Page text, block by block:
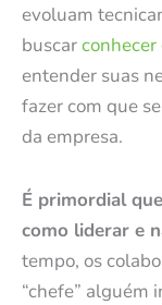
evoluam
buscar
entender suas
fazer com que
da empresa.
É primordial
como liderar e
tempo, os
“chefe” alguém